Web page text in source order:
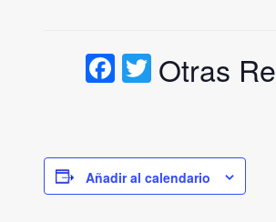
Facebook
Twitter
Otras
Añadir al calendario